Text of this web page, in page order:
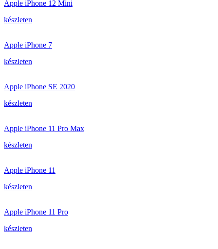
Apple iPhone 12 Mini
készleten
Apple iPhone 7
készleten
Apple iPhone SE 2020
készleten
Apple iPhone 11 Pro Max
készleten
Apple iPhone 11
készleten
Apple iPhone 11 Pro
készleten